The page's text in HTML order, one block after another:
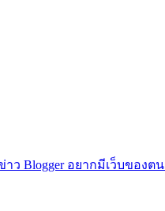
Blogger อยากมีเว็บของตน